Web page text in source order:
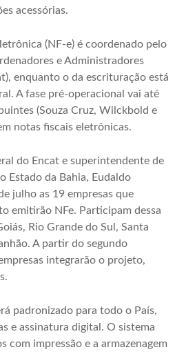
acessórias.
(NF-e) é coordenado pelo
e Administradores
enquanto o da escrituração está
A fase pré-operacional vai até
(Souza Cruz, Wilckbold e
notas fiscais eletrônicas.
do Encat e superintendente de
Estado da Bahia, Eudaldo
julho as 19 empresas que
emitirão NFe. Participam dessa
Rio Grande do Sul, Santa
A partir do segundo
integrarão o projeto,
padronizado para todo o País,
e assinatura digital. O sistema
com impressão e a armazenagem